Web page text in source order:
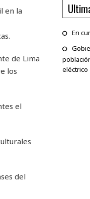
en la
de Lima
los
el
del
En
eléctrico